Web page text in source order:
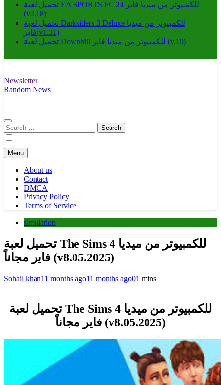
تحميل لعبة EA SPORTS FC 24 للكمبيوتر من ميديا فاير
(v2.18)
تحميل لعبة Darksiders 3 Deluxe للكمبيوتر من ميديا
فاير(v1.31)
تحميل لعبة Downhill للكمبيوتر من ميديا فاير (v.19)
WIFI4Games العاب وايفاي
Newsletter
Random News
Search
for:
Menu
About us
Contact
DMCA
Privacy Policy
Terms of Service
simulation
تحميل لعبة The Sims 4 للكمبيوتر من ميديا
فاير مجاناً (v8.05.2025)
Sohail khan11 months ago11 months ago01 mins
تحميل لعبة The Sims 4 للكمبيوتر من ميديا
فاير مجاناً (v8.05.2025)